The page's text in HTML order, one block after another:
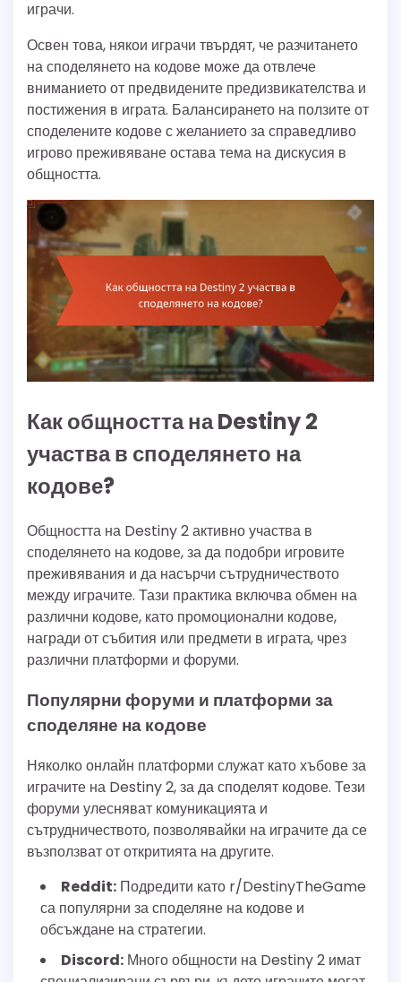
играчи.
Освен това, някои играчи твърдят, че разчитането
на споделянето на кодове може да отвлече
вниманието от предвидените предизвикателства и
постижения в играта. Балансирането на ползите от
споделените кодове с желанието за справедливо
игрово преживяване остава тема на дискусия в
общността.
Как общността на Destiny 2
участва в споделянето на
кодове?
Общността на Destiny 2 активно участва в
споделянето на кодове, за да подобри игровите
преживявания и да насърчи сътрудничеството
между играчите. Тази практика включва обмен на
различни кодове, като промоционални кодове,
награди от събития или предмети в играта, чрез
различни платформи и форуми.
Популярни форуми и платформи за
споделяне на кодове
Няколко онлайн платформи служат като хъбове за
играчите на Destiny 2, за да споделят кодове. Тези
форуми улесняват комуникацията и
сътрудничеството, позволявайки на играчите да се
възползват от откритията на другите.
Reddit: Подредити като r/DestinyTheGame
са популярни за споделяне на кодове и
обсъждане на стратегии.
Discord: Много общности на Destiny 2 имат